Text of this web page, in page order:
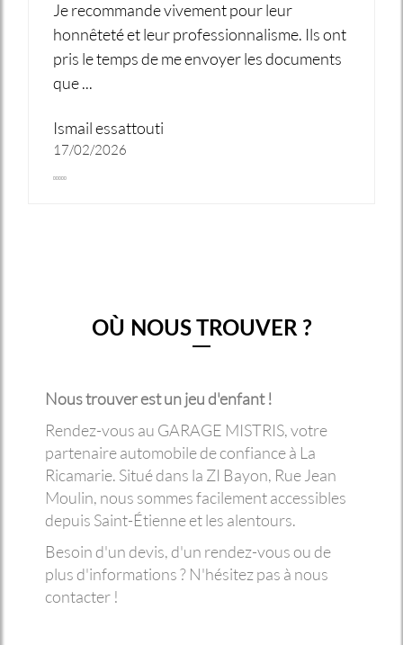
Je recommande vivement pour leur
honnêteté et leur professionnalisme. Ils ont
pris le temps de me envoyer les documents
que ...
Ismail essattouti
17/02/2026
OÙ NOUS TROUVER ?
Nous trouver est un jeu d'enfant !
Rendez-vous au GARAGE MISTRIS, votre
partenaire automobile de confiance à La
Ricamarie. Situé dans la ZI Bayon, Rue Jean
Moulin, nous sommes facilement accessibles
depuis Saint-Étienne et les alentours.
Besoin d'un devis, d'un rendez-vous ou de
plus d'informations ? N'hésitez pas à nous
contacter !